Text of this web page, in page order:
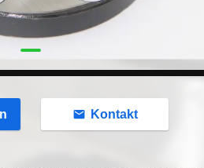
Kontakt